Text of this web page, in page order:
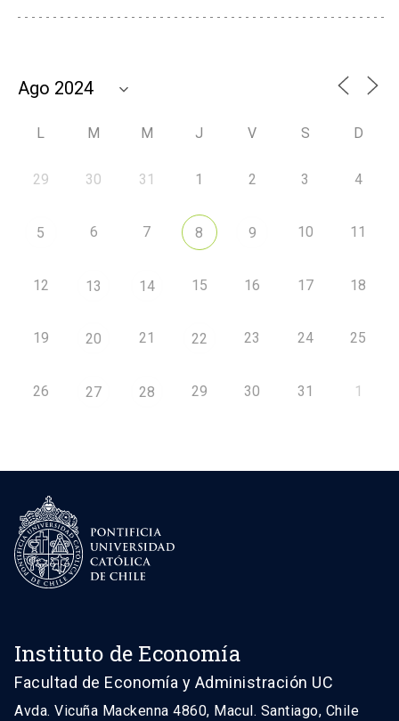
L M M J V S D
29 30 31 1 2 3 4
5 6 7 8 9 10 11
12 13 14 15 16 17 18
19 20 21 22 23 24 25
26 27 28 29 30 31 1
Instituto de Economía
Facultad de Economía y Administración UC
Avda. Vicuña Mackenna 4860, Macul. Santiago, Chile